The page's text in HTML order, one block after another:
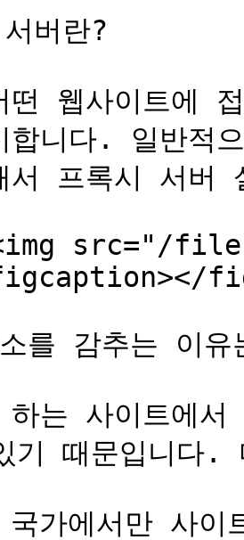
버란?
떤 웹사이트에
합니다. 일반적
서 프록시 서버
src="/files/
를 감추는 이유
하는 사이트에
때문입니다.
가에서만 사이